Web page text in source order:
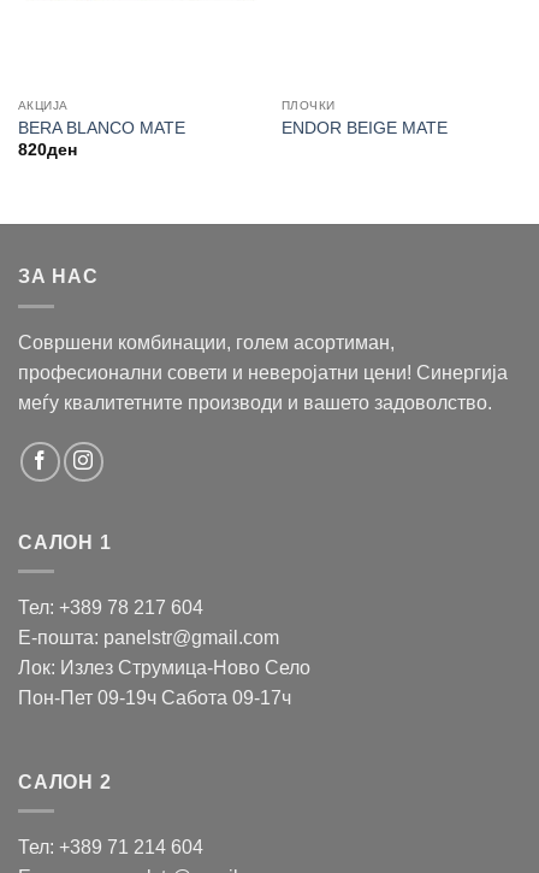
АКЦИЈА
BERA BLANCO MATE
820ден
ПЛОЧКИ
ENDOR BEIGE MATE
ЗА НАС
Совршени комбинации, голем асортиман,
професионални совети и неверојатни цени! Синергија
меѓу квалитетните производи и вашето задоволство.
САЛОН 1
Тел: +389 78 217 604
Е-пошта: panelstr@gmail.com
Лок: Излез Струмица-Ново Село
Пон-Пет 09-19ч Сабота 09-17ч
САЛОН 2
Тел: +389 71 214 604